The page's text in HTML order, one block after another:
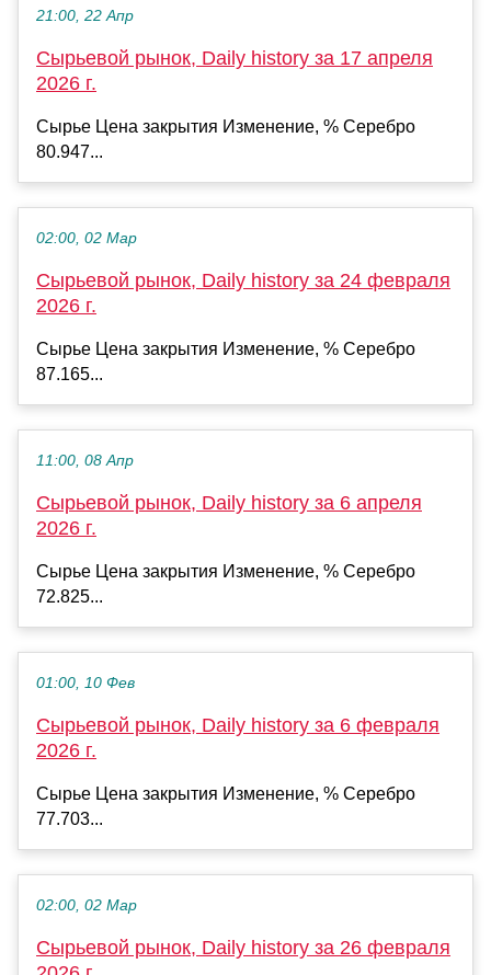
21:00, 22 Апр
Сырьевой рынок, Daily history за 17 апреля
2026 г.
Сырье Цена закрытия Изменение, % Серебро
80.947...
02:00, 02 Мар
Сырьевой рынок, Daily history за 24 февраля
2026 г.
Сырье Цена закрытия Изменение, % Серебро
87.165...
11:00, 08 Апр
Сырьевой рынок, Daily history за 6 апреля
2026 г.
Сырье Цена закрытия Изменение, % Серебро
72.825...
01:00, 10 Фев
Сырьевой рынок, Daily history за 6 февраля
2026 г.
Сырье Цена закрытия Изменение, % Серебро
77.703...
02:00, 02 Мар
Сырьевой рынок, Daily history за 26 февраля